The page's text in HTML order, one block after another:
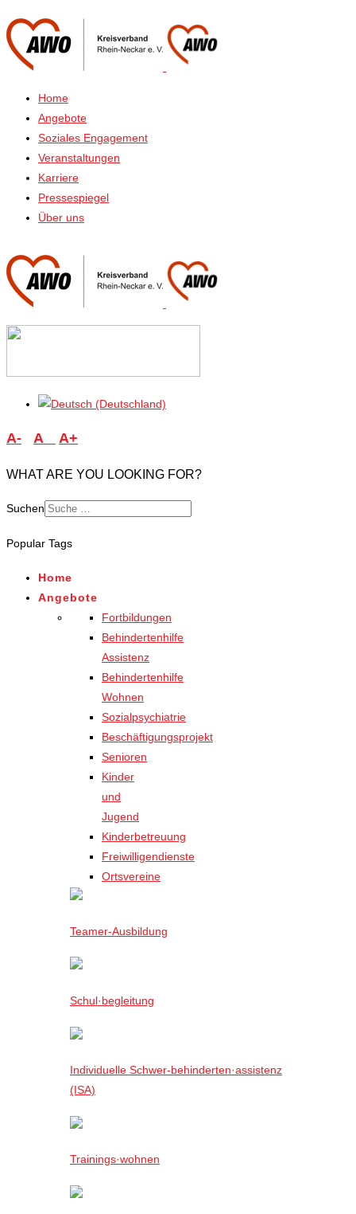
Home
Angebote
Soziales Engagement
Veranstaltungen
Karriere
Pressespiegel
Über uns
A- A A+
WHAT ARE YOU LOOKING FOR?
Suchen
Popular Tags
Home
Angebote
Fortbildungen
Behindertenhilfe
Assistenz
Behindertenhilfe
Wohnen
Sozialpsychiatrie
Beschäftigungsprojekt
Senioren
Kinder
und
Jugend
Kinderbetreuung
Freiwilligendienste
Ortsvereine
Teamer-Ausbildung
Schul·begleitung
Individuelle Schwer-behinderten·assistenz
(ISA)
Trainings·wohnen